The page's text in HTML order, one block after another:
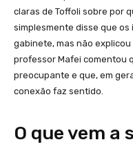
claras de Toffoli sobre por
simplesmente disse que
gabinete, mas não
professor Mafei comentou
preocupante e que, em
conexão faz sentido.
O que vem a